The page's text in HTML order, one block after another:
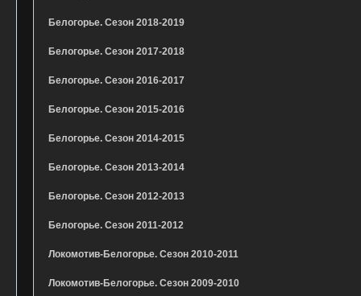
Белогорье. Сезон 2018-2019
Белогорье. Сезон 2017-2018
Белогорье. Сезон 2016-2017
Белогорье. Сезон 2015-2016
Белогорье. Сезон 2014-2015
Белогорье. Сезон 2013-2014
Белогорье. Сезон 2012-2013
Белогорье. Сезон 2011-2012
Локомотив-Белогорье. Сезон 2010-2011
Локомотив-Белогорье. Сезон 2009-2010